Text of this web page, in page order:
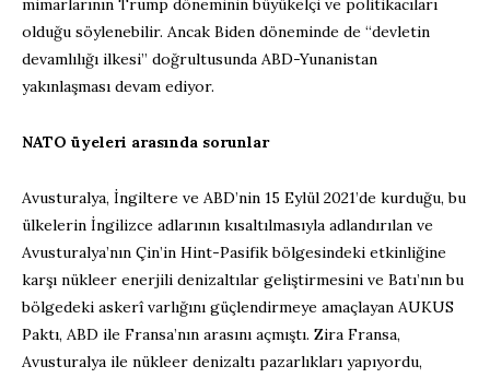
mimarlarının Trump döneminin büyükelçi ve politikacıları
olduğu söylenebilir. Ancak Biden döneminde de “devletin
devamlılığı ilkesi” doğrultusunda ABD-Yunanistan
yakınlaşması devam ediyor.
NATO üyeleri arasında sorunlar
Avusturalya, İngiltere ve ABD’nin 15 Eylül 2021’de kurduğu, bu
ülkelerin İngilizce adlarının kısaltılmasıyla adlandırılan ve
Avusturalya’nın Çin’in Hint-Pasifik bölgesindeki etkinliğine
karşı nükleer enerjili denizaltılar geliştirmesini ve Batı’nın bu
bölgedeki askerî varlığını güçlendirmeye amaçlayan AUKUS
Paktı, ABD ile Fransa’nın arasını açmıştı. Zira Fransa,
Avusturalya ile nükleer denizaltı pazarlıkları yapıyordu,